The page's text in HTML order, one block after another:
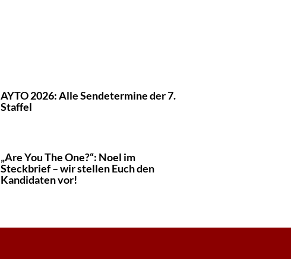
AYTO 2026: Alle Sendetermine der 7.
Staffel
„Are You The One?“: Noel im
Steckbrief – wir stellen Euch den
Kandidaten vor!